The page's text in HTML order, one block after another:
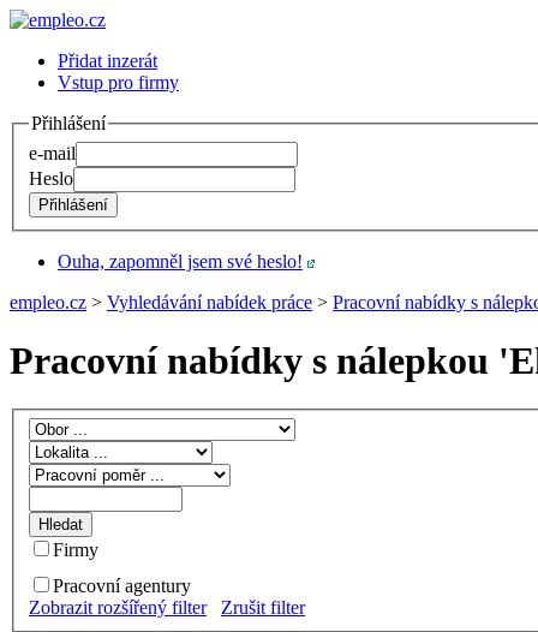
Přidat inzerát
Vstup pro firmy
Přihlášení
e-mail
Heslo
Ouha, zapomněl jsem své heslo!
empleo.cz > Vyhledávání nabídek práce > Pracovní nabídky s
Pracovní nabídky s nálepkou '
Firmy
Pracovní agentury
Zobrazit rozšířený filter
Zrušit filter